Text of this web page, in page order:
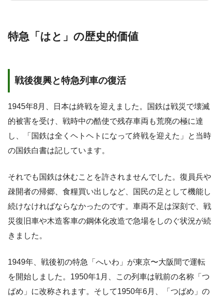
特急「はと」の歴史的価値
戦後復興と特急列車の復活
1945年8月、日本は終戦を迎えました。国鉄は戦災で壊滅
的被害を受け、戦時中の酷使で残存車両も荒廃の極に達
し、「国鉄は全くヘトヘトになって終戦を迎えた」と当時
の国鉄白書は記しています。
それでも国鉄は休むことを許されませんでした。復員兵や
疎開者の帰郷、食糧買い出しなど、国民の足として機能し
続けなければならなかったのです。車両不足は深刻で、戦
災復旧車や木造客車の鋼体化改造で急場をしのぐ状況が続
きました。
1949年、戦後初の特急「へいわ」が東京〜大阪間で運転
を開始しました。1950年1月、この列車は戦前の名称「つ
ばめ」に改称されます。そして1950年6月、「つばめ」の